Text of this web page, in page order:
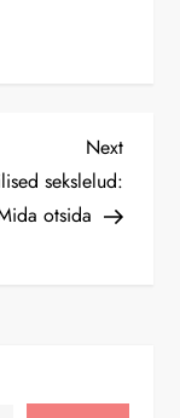
Next
Post
Next
sekslelud:
otsida